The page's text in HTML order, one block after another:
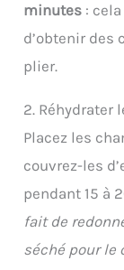
minutes :
d’obtenir des
plier.
2. Réhydrater
Placez les
couvrez-les
pendant 15 à
fait de
séché pour le